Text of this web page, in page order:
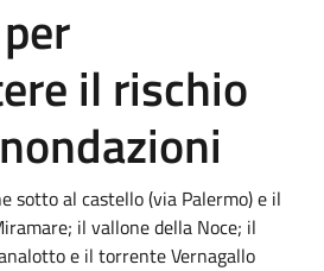
il rischio
sotto al castello (via Palermo) e il
il vallone della Noce; il
e il torrente Vernagallo